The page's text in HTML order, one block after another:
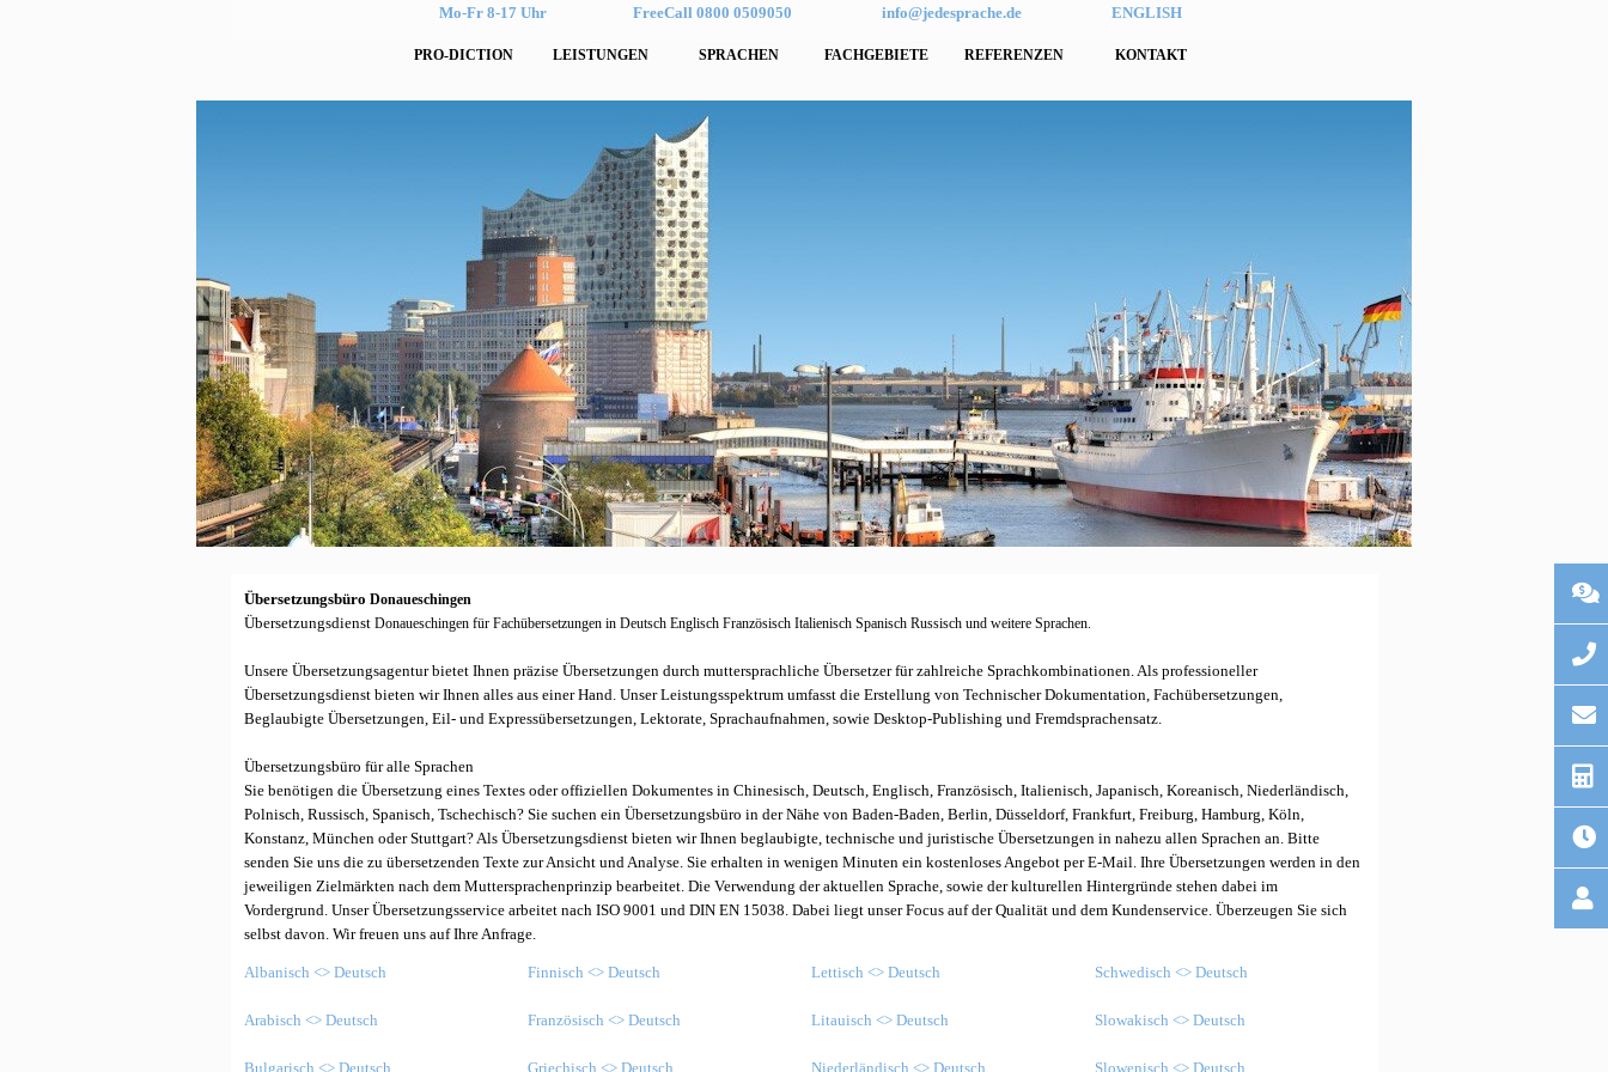
PRO-DICTION LEISTUNGEN SPRACHEN FACHGEBIETE REFERENZEN KONTAKT
Mo-Fr 8-17 Uhr FreeCall 0800 0509050 info@jedesprache.de ENGLISH
ÜbersetzungsbüroDonaueschingen
ÜbersetzungsdienstDonaueschingenfür Fachübersetzungen in Deutsch Englisch Französisch Italienisch Spanisch Russisch und weitere Sprachen.
Unsere Übersetzungsagentur bietet Ihnen präzise Übersetzungen durch muttersprachliche Übersetzer für zahlreiche Sprachkombinationen. Als professioneller
Übersetzungsdienst bieten wir Ihnen alles aus einer Hand. Unser Leistungsspektrum umfasst die Erstellung von Technischer Dokumentation, Fachübersetzungen,
Beglaubigte Übersetzungen, Eil- und Expressübersetzungen, Lektorate, Sprachaufnahmen, sowie Desktop-Publishing und Fremdsprachensatz.
Übersetzungsbüro für alle Sprachen
Sie benötigen die Übersetzung eines Textes oder offiziellen Dokumentes in Chinesisch, Deutsch, Englisch, Französisch, Italienisch, Japanisch, Koreanisch, Niederländisch,
Polnisch, Russisch, Spanisch, Tschechisch? Sie suchen ein Übersetzungsbüro in der Nähe von Baden-Baden, Berlin, Düsseldorf, Frankfurt, Freiburg, Hamburg, Köln,
Konstanz, München oder Stuttgart? Als Übersetzungsdienst bieten wir Ihnen beglaubigte, technische und juristische Übersetzungen in nahezu allen Sprachen an. Bitte
senden Sie uns die zu übersetzenden Texte zur Ansicht und Analyse. Sie erhalten in wenigen Minuten ein kostenloses Angebot per E-Mail.Ihre Übersetzungen werden in den
jeweiligen Zielmärkten nach dem Muttersprachenprinzip bearbeitet. Die Verwendung der aktuellen Sprache, sowie der kulturellen Hintergründe stehen dabei im
Vordergrund. Unser Übersetzungsservice arbeitet nach ISO 9001 und DIN EN 15038. Dabei liegt unser Focus auf der Qualität und dem Kundenservice. Überzeugen Sie sich
selbst davon. Wir freuen uns auf Ihre Anfrage.
Albanisch <> Deutsch
Arabisch <> Deutsch
Bulgarisch <> Deutsch
Finnisch <> Deutsch
Französisch <> Deutsch
Griechisch <> Deutsch
Lettisch <> Deutsch
Litauisch <> Deutsch
Niederländisch <> Deutsch
Schwedisch <> Deutsch
Slowakisch <> Deutsch
Slowenisch <> Deutsch